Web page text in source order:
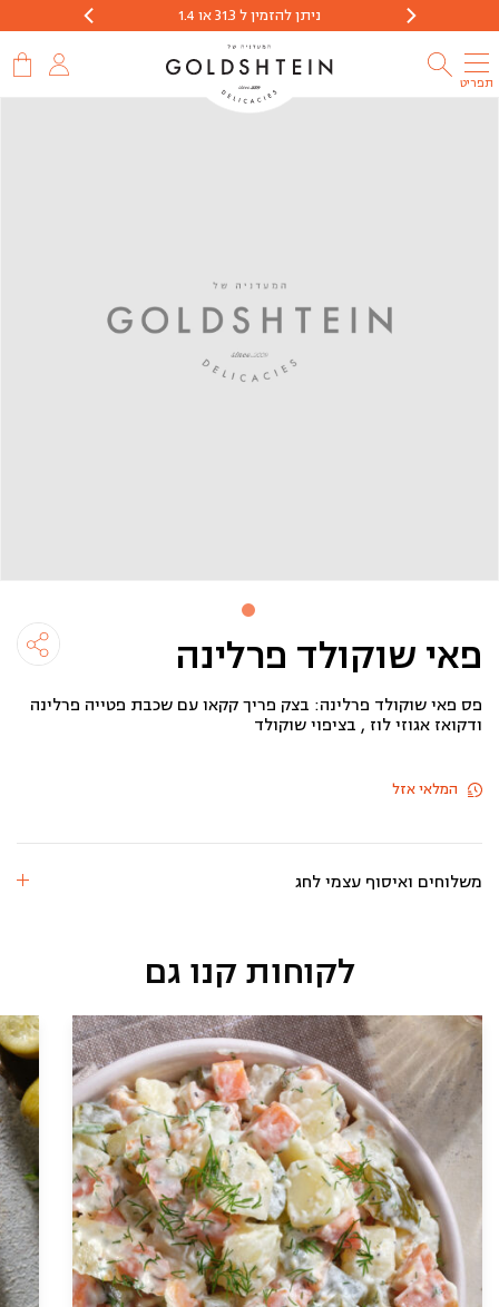
ניתן להזמין ל 31.3 או 1.4
תפריט
פאי שוקולד פרלינה
פס פאי שוקולד פרלינה: בצק פריך קקאו עם שכבת פטייה פרלינה
ודקואז אגוזי לוז , בציפוי שוקולד
המלאי אזל
משלוחים ואיסוף עצמי לחג
לקוחות קנו גם